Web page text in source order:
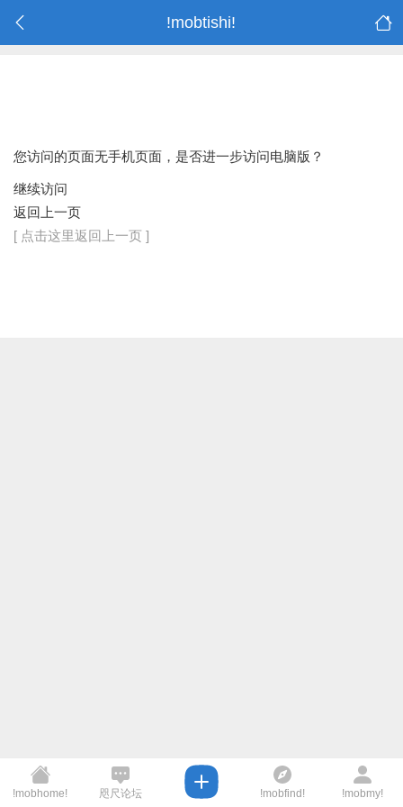
!mobtishi!
您访问的页面无手机页面，是否进一步访问电脑版？
继续访问
返回上一页
[ 点击这里返回上一页 ]
!mobhome! 咫尺论坛 !mobfind! !mobmy!